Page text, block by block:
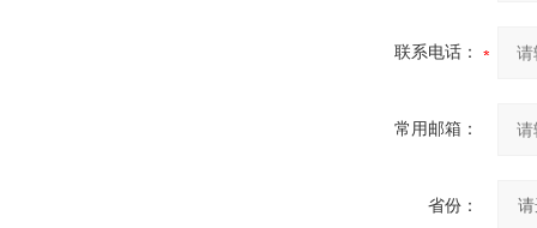
联系电话：
常用邮箱：
省份：